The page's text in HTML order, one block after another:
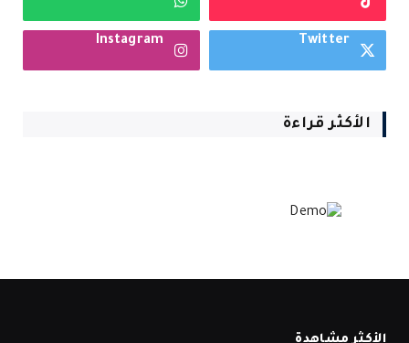
Twitter
Instagram
الأكثر قراءة
الأكثر مشاهدة